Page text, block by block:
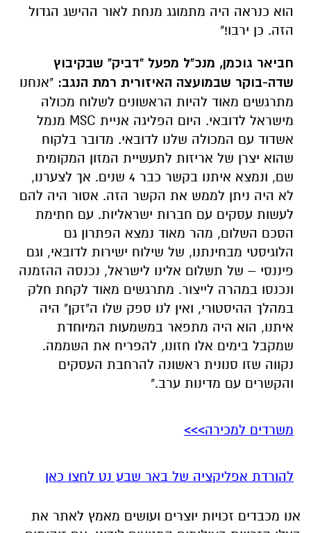
הוא כנראה היה מתמוגג מנחת לאור ההישג הגדול
הזה. כן ירבו!"
חביאר גוכמן, מנכ"ל מפעל "דביק" שבקיבוץ
שדה-בוקר שבמועצה האיזורית רמת הנגב: "אנחנו
מתרגשים מאוד להיות הראשונים לשלוח מכולה
מישראל לדובאי. היום הפליגה אניית MSC מנמל
אשדוד עם המכולה שלנו לדובאי. מדובר בלקוח
שהוא יצרן של אריזות לתעשיית המזון המקומית
שם, ונמצא איתנו בקשר כבר 4 שנים. אך לצערנו,
לא היה ניתן לממש את הקשר הזה. אסור היה להם
לעשות עסקים עם חברות ישראליות. עם חתימת
הסכם השלום, מהר מאוד נמצא הפתרון גם
הלוגיסטי מבחינתנו, של שילוח ישירות לדובאי, וגם
פיננסי – של תשלום אלינו לישראל, נכנסה ההזמנה
ונכנסו במהרה לייצור. מתרגשים מאוד לקחת חלק
במהלך ההיסטורי, ואין לנו ספק שלו ה"זקן" היה
איתנו, הוא היה מתפאר במשמעות המיוחדת
שמקבל בימים אלו חזונו, להפריח את השממה.
נקווה שזו סנונית ראשונה להרחבת העסקים
והקשרים עם מדינות ערב."
משרדים למכירה>>>
להורדת אפליקציה של באר שבע נט לחצו כאן
אנו מכבדים זכויות יוצרים ועושים מאמץ לאתר את